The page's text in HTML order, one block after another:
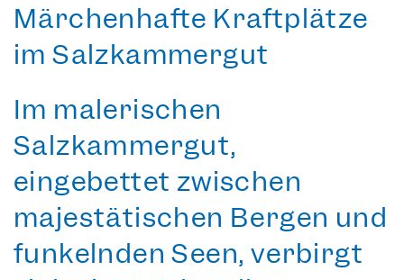
Märchenhafte Kraftplätze
im Salzkammergut
Im malerischen
Salzkammergut,
eingebettet zwischen
majestätischen Bergen und
funkelnden Seen, verbirgt